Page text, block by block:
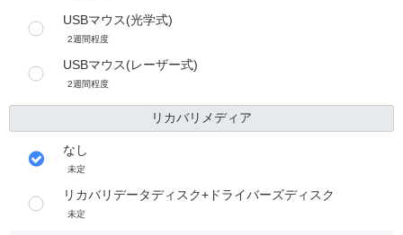
USBマウス(光学式)
2週間程度
USBマウス(レーザー式)
2週間程度
リカバリメディア
なし
未定
リカバリデータディスク+ドライバーズディスク
未定